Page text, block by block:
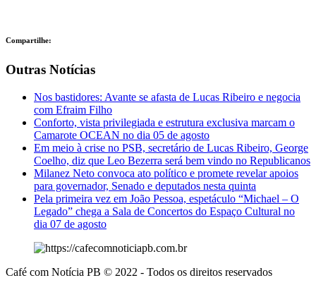
Compartilhe:
Outras Notícias
Nos bastidores: Avante se afasta de Lucas Ribeiro e negocia
com Efraim Filho
Conforto, vista privilegiada e estrutura exclusiva marcam o
Camarote OCEAN no dia 05 de agosto
Em meio à crise no PSB, secretário de Lucas Ribeiro, George
Coelho, diz que Leo Bezerra será bem vindo no Republicanos
Milanez Neto convoca ato político e promete revelar apoios
para governador, Senado e deputados nesta quinta
Pela primeira vez em João Pessoa, espetáculo “Michael – O
Legado” chega a Sala de Concertos do Espaço Cultural no
dia 07 de agosto
Café com Notícia PB © 2022 - Todos os direitos reservados